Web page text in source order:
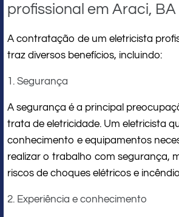
profissional em Araci, BA
A contratação de um eletricista
traz diversos benefícios, incluindo:
1. Segurança
A segurança é a principal
trata de eletricidade. Um eletricista
conhecimento e equipamentos
realizar o trabalho com segurança,
riscos de choques elétricos e
2. Experiência e conhecimento